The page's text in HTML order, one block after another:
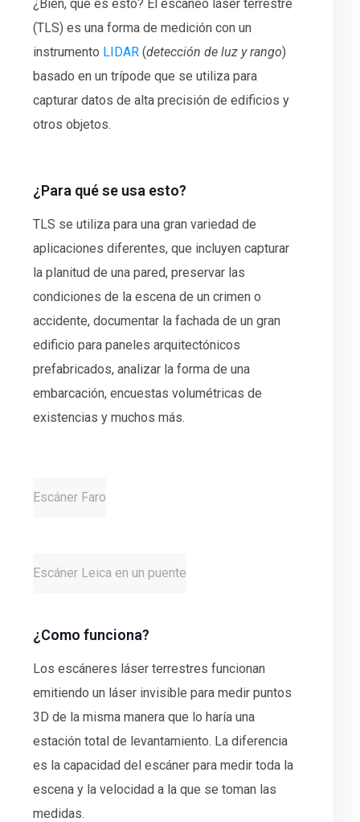
¿Bien, qué es esto? El escaneo láser terrestre
(TLS) es una forma de medición con un
instrumento LIDAR (detección de luz y rango)
basado en un trípode que se utiliza para
capturar datos de alta precisión de edificios y
otros objetos.
¿Para qué se usa esto?
TLS se utiliza para una gran variedad de
aplicaciones diferentes, que incluyen capturar
la planitud de una pared, preservar las
condiciones de la escena de un crimen o
accidente, documentar la fachada de un gran
edificio para paneles arquitectónicos
prefabricados, analizar la forma de una
embarcación, encuestas volumétricas de
existencias y muchos más.
Escáner Faro
Escáner Leica en un puente
¿Como funciona?
Los escáneres láser terrestres funcionan
emitiendo un láser invisible para medir puntos
3D de la misma manera que lo haría una
estación total de levantamiento. La diferencia
es la capacidad del escáner para medir toda la
escena y la velocidad a la que se toman las
medidas.